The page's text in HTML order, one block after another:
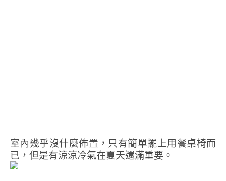
室內幾乎沒什麼佈置，只有簡單擺上用餐桌椅而
已，但是有涼涼冷氣在夏天還滿重要。